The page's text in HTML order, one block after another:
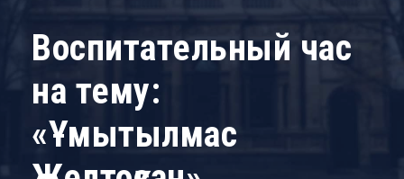
Воспитательный час
на тему:
«Ұмытылмас